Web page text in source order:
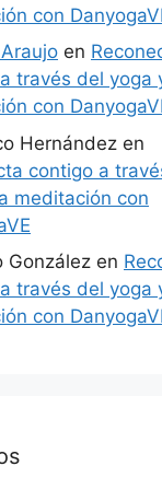
con
en
través del yoga
con
Hernández en
contigo a
meditación con
González en
través del yoga
con